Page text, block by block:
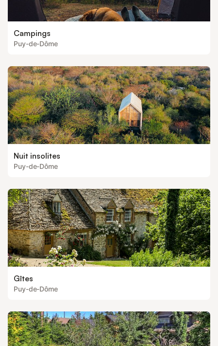
Campings
Puy-de-Dôme
Nuit insolites
Puy-de-Dôme
Gîtes
Puy-de-Dôme